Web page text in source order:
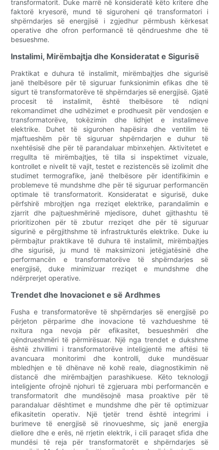
transformatorit. Duke marrë në konsideratë këto kritere dhe
faktorë kryesorë, mund të siguroheni që transformatori i
shpërndarjes së energjisë i zgjedhur përmbush kërkesat
operative dhe ofron performancë të qëndrueshme dhe të
besueshme.
Instalimi, Mirëmbajtja dhe Konsideratat e Sigurisë
Praktikat e duhura të instalimit, mirëmbajtjes dhe sigurisë
janë thelbësore për të siguruar funksionimin efikas dhe të
sigurt të transformatorëve të shpërndarjes së energjisë. Gjatë
procesit të instalimit, është thelbësore të ndiqni
rekomandimet dhe udhëzimet e prodhuesit për vendosjen e
transformatorëve, tokëzimin dhe lidhjet e instalimeve
elektrike. Duhet të sigurohen hapësira dhe ventilim të
mjaftueshëm për të siguruar shpërndarjen e duhur të
nxehtësisë dhe për të parandaluar mbinxehjen. Aktivitetet e
rregullta të mirëmbajtjes, të tilla si inspektimet vizuale,
kontrollet e nivelit të vajit, testet e rezistencës së izolimit dhe
studimet termografike, janë thelbësore për identifikimin e
problemeve të mundshme dhe për të siguruar performancën
optimale të transformatorit. Konsideratat e sigurisë, duke
përfshirë mbrojtjen nga rreziqet elektrike, parandalimin e
zjarrit dhe pajtueshmërinë mjedisore, duhet gjithashtu të
prioritizohen për të zbutur rreziqet dhe për të siguruar
sigurinë e përgjithshme të infrastrukturës elektrike. Duke iu
përmbajtur praktikave të duhura të instalimit, mirëmbajtjes
dhe sigurisë, ju mund të maksimizoni jetëgjatësinë dhe
performancën e transformatorëve të shpërndarjes së
energjisë, duke minimizuar rreziqet e mundshme dhe
ndërprerjet operative.
Trendet dhe Inovacionet e së Ardhmes
Fusha e transformatorëve të shpërndarjes së energjisë po
përjeton përparime dhe inovacione të vazhdueshme të
nxitura nga nevoja për efikasitet, besueshmëri dhe
qëndrueshmëri të përmirësuar. Një nga trendet e dukshme
është zhvillimi i transformatorëve inteligjentë me aftësi të
avancuara monitorimi dhe kontrolli, duke mundësuar
mbledhjen e të dhënave në kohë reale, diagnostikimin në
distancë dhe mirëmbajtjen parashikuese. Këto teknologji
inteligjente ofrojnë njohuri të zgjeruara mbi performancën e
transformatorit dhe mundësojnë masa proaktive për të
parandaluar dështimet e mundshme dhe për të optimizuar
efikasitetin operativ. Një tjetër trend është integrimi i
burimeve të energjisë së rinovueshme, siç janë energjia
diellore dhe e erës, në rrjetin elektrik, i cili paraqet sfida dhe
mundësi të reja për transformatorët e shpërndarjes së